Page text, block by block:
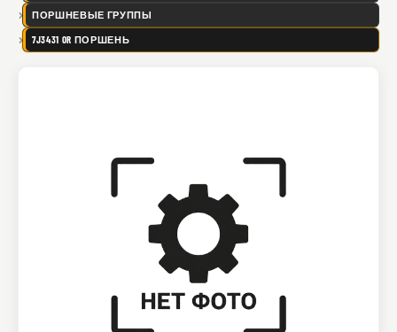
ПОРШНЕВЫЕ ГРУППЫ
7J3431 OR ПОРШЕНЬ